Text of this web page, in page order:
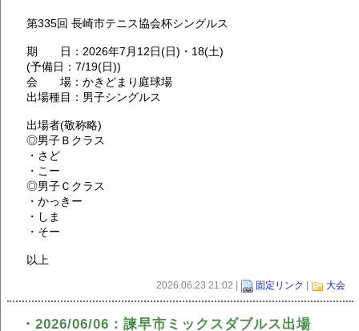
第335回 長崎市テニス協会杯シングルス
期 日：2026年7月12日(日)・18(土)
(予備日：7/19(日))
会 場：かきどまり庭球場
出場種目：男子シングルス
出場者(敬称略)
◎男子Ｂクラス
・さど
・こー
◎男子Ｃクラス
・かっきー
・しま
・そー
以上
2026.06.23 21:02 | 固定リンク 大会
・2026/06/06：諫早市ミックスダブルス出場